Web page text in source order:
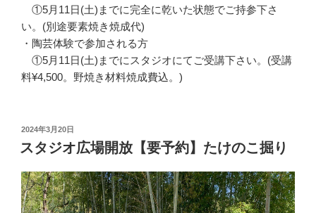
①5月11日(土)までに完全に乾いた状態でご持参下さ
い。(別途要素焼き焼成代)
・陶芸体験で参加される方
①5月11日(土)までにスタジオにてご受講下さい。(受講
料¥4,500。野焼き材料焼成費込。)
投
稿
日:
2024年3月20日
スタジオ広場開放【要予約】たけのこ掘り